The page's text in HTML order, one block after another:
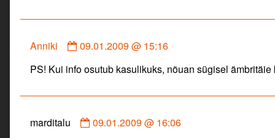
Anniki
Comment
Anniki
on
09.01.2009 @ 15:16
PS! Kui info osutub kasulikuks, nõuan sügisel
marditalu
Comment
09.01.2009 @ 16:06